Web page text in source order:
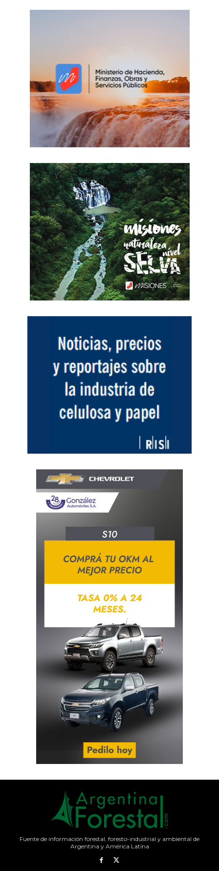
Fuente de información forestal, foresto-industrial y ambiental de
Argentina y América Latina